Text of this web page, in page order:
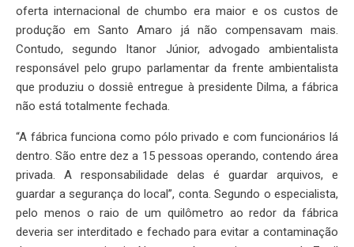
oferta internacional de chumbo era maior e os custos de
produção em Santo Amaro já não compensavam mais.
Contudo, segundo Itanor Júnior, advogado ambientalista
responsável pelo grupo parlamentar da frente ambientalista
que produziu o dossiê entregue à presidente Dilma, a fábrica
não está totalmente fechada.
“A fábrica funciona como pólo privado e com funcionários lá
dentro. São entre dez a 15 pessoas operando, contendo área
privada. A responsabilidade delas é guardar arquivos, e
guardar a segurança do local”, conta. Segundo o especialista,
pelo menos o raio de um quilômetro ao redor da fábrica
deveria ser interditado e fechado para evitar a contaminação